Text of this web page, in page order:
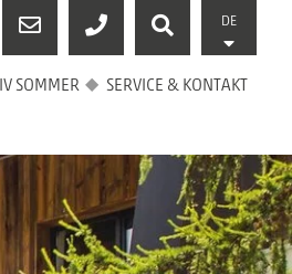
DE
SOMMER SERVICE & KONTAKT